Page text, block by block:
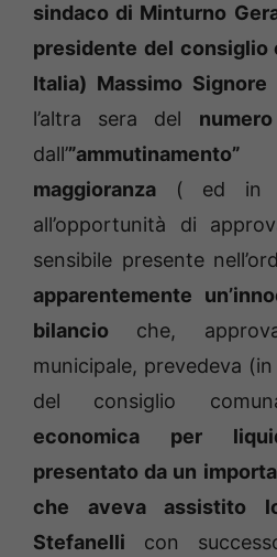
sindaco di Minturno
presidente del consiglio
Italia) Massimo Signore
l’altra sera del
dall’
maggioranza ( ed in
all’opportunità di
sensibile presente
apparentemente
bilancio che,
municipale, prevedeva
del consiglio
economica per
presentato da un
che aveva assistito
Stefanelli con